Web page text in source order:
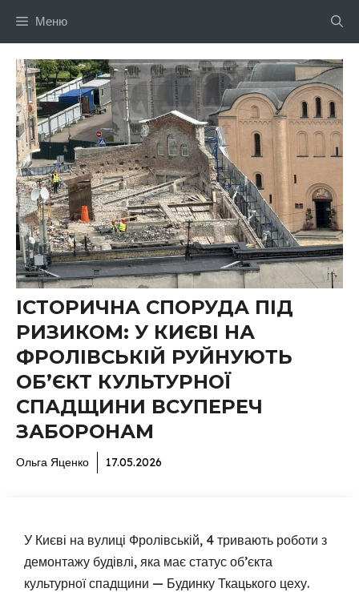
Меню
ІСТОРИЧНА СПОРУДА ПІД
РИЗИКОМ: У КИЄВІ НА
ФРОЛІВСЬКІЙ РУЙНУЮТЬ
ОБ’ЄКТ КУЛЬТУРНОЇ
СПАДЩИНИ ВСУПЕРЕЧ
ЗАБОРОНАМ
Ольга Яценко 17.05.2026
У Києві на вулиці Фролівській, 4 тривають роботи з
демонтажу будівлі, яка має статус об’єкта
культурної спадщини — Будинку Ткацького цеху.